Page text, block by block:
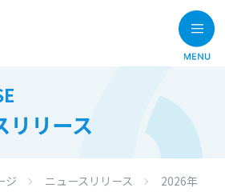
リリース
ジ ニュースリリース
2026年